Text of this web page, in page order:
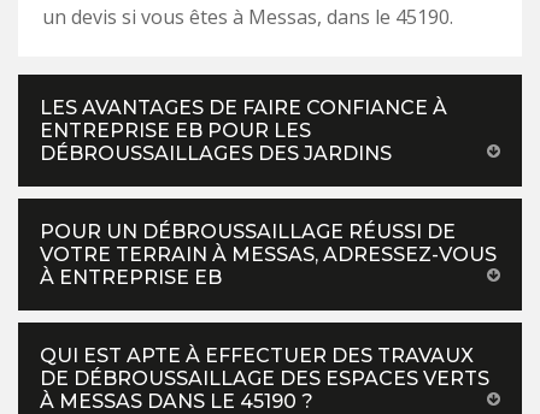
un devis si vous êtes à Messas, dans le 45190.
LES AVANTAGES DE FAIRE CONFIANCE À
ENTREPRISE EB POUR LES
DÉBROUSSAILLAGES DES JARDINS
POUR UN DÉBROUSSAILLAGE RÉUSSI DE
VOTRE TERRAIN À MESSAS, ADRESSEZ-VOUS
À ENTREPRISE EB
QUI EST APTE À EFFECTUER DES TRAVAUX
DE DÉBROUSSAILLAGE DES ESPACES VERTS
À MESSAS DANS LE 45190 ?